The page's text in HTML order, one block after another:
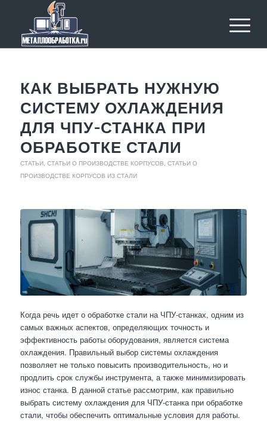
КАК ВЫБРАТЬ НУЖНУЮ
СИСТЕМУ ОХЛАЖДЕНИЯ
ДЛЯ ЧПУ-СТАНКА ПРИ
ОБРАБОТКЕ СТАЛИ
СТАТЬИ, СТАТЬИ О ПРОИЗВОДСТВЕ КОРПУСОВ СТАТЬИ О
ПРОИЗВОДСТВЕ КОРПУСОВ ИЗ СТАЛИ
Когда речь идет о обработке стали на ЧПУ-станках, одним из
самых важных аспектов, определяющих точность и
эффективность работы оборудования, является система
охлаждения. Правильный выбор системы охлаждения
позволяет не только повысить производительность, но и
продлить срок службы инструмента, а также минимизировать
износ станка. В данной статье рассмотрим, как правильно
выбрать систему охлаждения для ЧПУ-станка при обработке
стали, чтобы обеспечить оптимальные условия для работы.